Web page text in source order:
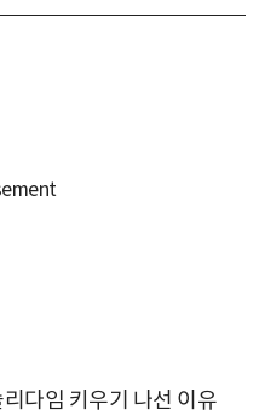
다임 키우기 나선 이유